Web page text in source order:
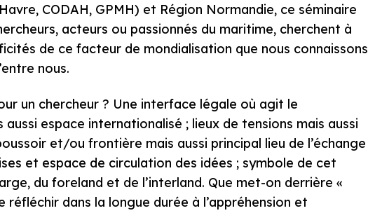
CODAH, GPMH) et Région Normandie, ce séminaire
acteurs ou passionnés du maritime, cherchent à
de ce facteur de mondialisation que nous connaissons
nous.
un chercheur ? Une interface légale où agit le
espace internationalisé ; lieux de tensions mais aussi
et/ou frontière mais aussi principal lieu de l’échange
et espace de circulation des idées ; symbole de cet
du foreland et de l’interland. Que met-on derrière «
réfléchir dans la longue durée à l’appréhension et